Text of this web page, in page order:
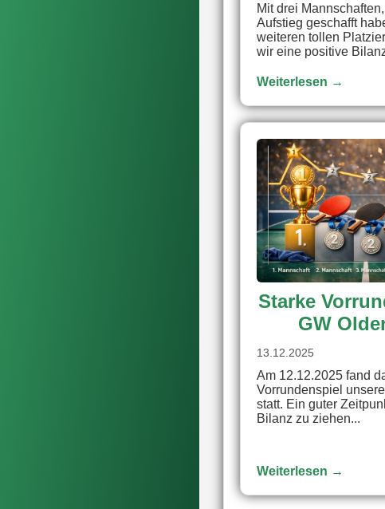
Mit drei
Aufstieg geschafft
weiteren tollen
wir eine positive
Weiterlesen →
Starke
GW
13.12.2025
Am 12.12.2025 fand
Vorrundenspiel
statt. Ein guter
Bilanz zu ziehen...
Weiterlesen →